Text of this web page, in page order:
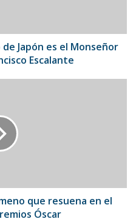
Japón es el Monseñor
Escalante
que resuena en el
Óscar